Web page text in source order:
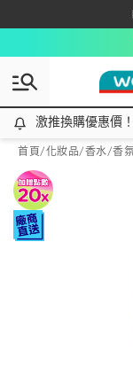
激推換購優惠價！立
激推換購優惠價
首頁/化妝品/香水/香